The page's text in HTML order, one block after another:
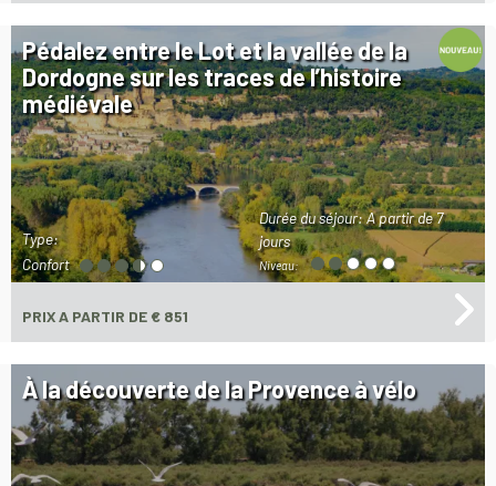
Pédalez entre le Lot et la vallée de la
Dordogne sur les traces de l’histoire
médiévale
Durée du séjour:A partir de 7
jours
Niveau:
Type:
Confort
PRIXA PARTIR DE € 851
À la découverte de la Provence à vélo